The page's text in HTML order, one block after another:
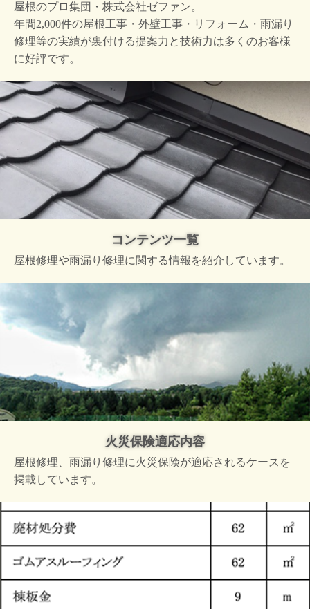
屋根のプロ集団・株式会社ゼファン。
年間2,000件の屋根工事・外壁工事・リフォーム・雨漏り
修理等の実績が裏付ける提案力と技術力は多くのお客様
に好評です。
コンテンツ一覧
屋根修理や雨漏り修理に関する情報を紹介しています。
火災保険適応内容
屋根修理、雨漏り修理に火災保険が適応されるケースを
掲載しています。